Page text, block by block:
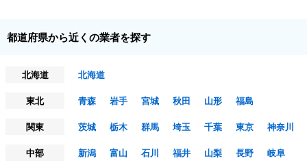
都道府県から近くの業者を探す
北海道
北海道
東北
青森 岩手 宮城 秋田 山形
福島
関東
茨城 栃木 群馬 埼玉 千葉 東京
神奈川
中部
新潟 富山 石川 福井 山梨 長野
岐阜